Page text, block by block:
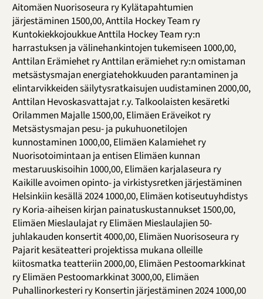
Aitomäen Nuorisoseura ry Kylätapahtumien
järjestäminen 1500,00, Anttila Hockey Team ry
Kuntokiekkojoukkue Anttila Hockey Team ry:n
harrastuksen ja välinehankintojen tukemiseen 1000,00,
Anttilan Erämiehet ry Anttilan erämiehet ry:n omistaman
metsästysmajan energiatehokkuuden parantaminen ja
elintarvikkeiden säilytysratkaisujen uudistaminen 2000,00,
Anttilan Hevoskasvattajat r.y. Talkoolaisten kesäretki
Orilammen Majalle 1500,00, Elimäen Eräveikot ry
Metsästysmajan pesu- ja pukuhuonetilojen
kunnostaminen 1000,00, Elimäen Kalamiehet ry
Nuorisotoimintaan ja entisen Elimäen kunnan
mestaruuskisoihin 1000,00, Elimäen karjalaseura ry
Kaikille avoimen opinto- ja virkistysretken järjestäminen
Helsinkiin kesällä 2024 1000,00, Elimäen kotiseutuyhdistys
ry Koria-aiheisen kirjan painatuskustannukset 1500,00,
Elimäen Mieslaulajat ry Elimäen Mieslaulajien 50-
juhlakauden konsertit 4000,00, Elimäen Nuorisoseura ry
Pajarit kesäteatteri projektissa mukana olleille
kiitosmatka teatteriin 2000,00, Elimäen Pestoomarkkinat
ry Elimäen Pestoomarkkinat 3000,00, Elimäen
Puhallinorkesteri ry Konsertin järjestäminen 2024 1000,00